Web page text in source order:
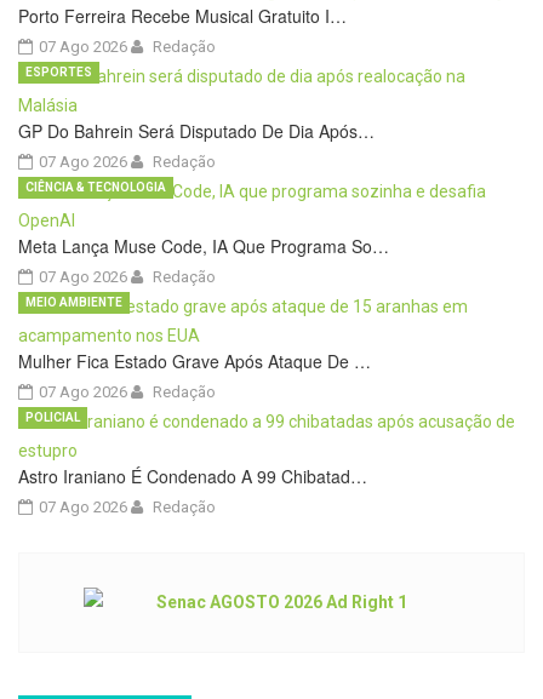
Porto Ferreira Recebe Musical Gratuito I…
07 Ago 2026 Redação
GP Do Bahrein Será Disputado De Dia Após…
07 Ago 2026
ESPORTES
Redação
Meta Lança Muse Code, IA Que Programa So…
07 Ago 2026
CIÊNCIA & TECNOLOGIA
Redação
Mulher Fica Estado Grave Após Ataque De …
07 Ago 2026
MEIO AMBIENTE
Redação
Astro Iraniano É Condenado A 99 Chibatad…
07 Ago 2026
POLICIAL
Redação